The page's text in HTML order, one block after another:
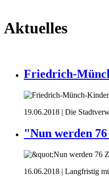
Aktuelles
Friedrich-
19.06.2018 | Die
"Nun werden
16.06.2018 | Langfristig